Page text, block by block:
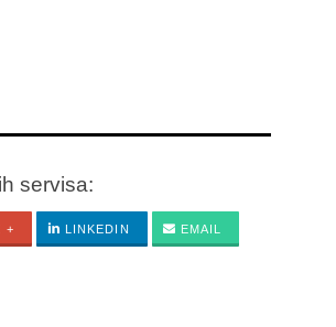
servisa:
+ LINKEDIN EMAIL